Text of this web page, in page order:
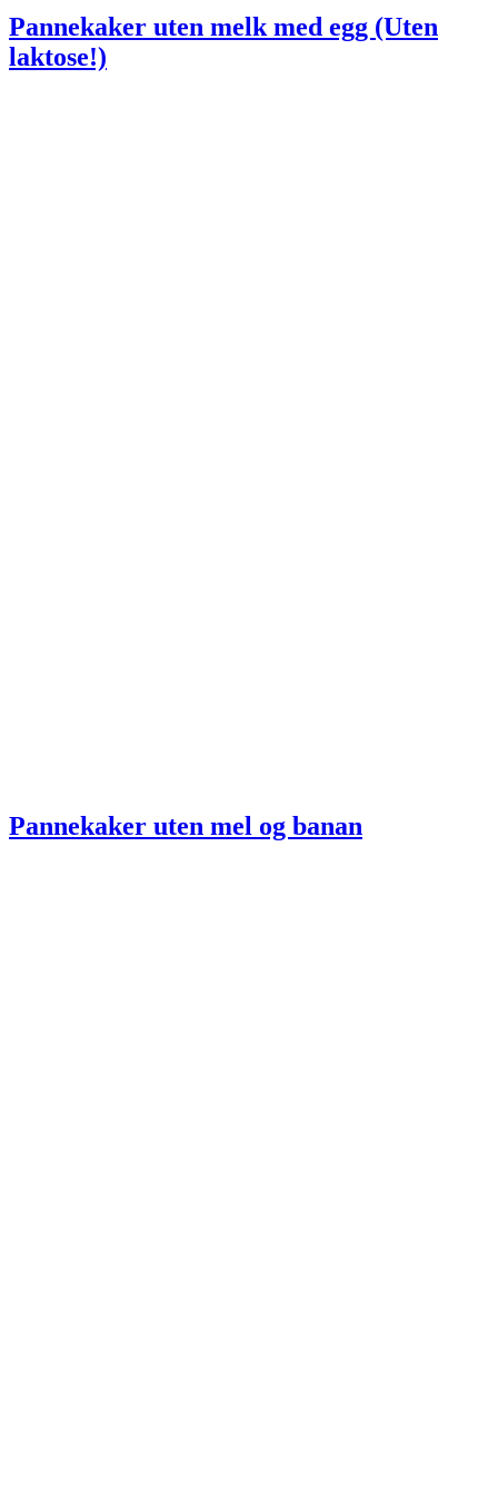
Pannekaker uten melk med egg (Uten
laktose!)
Pannekaker uten mel og banan